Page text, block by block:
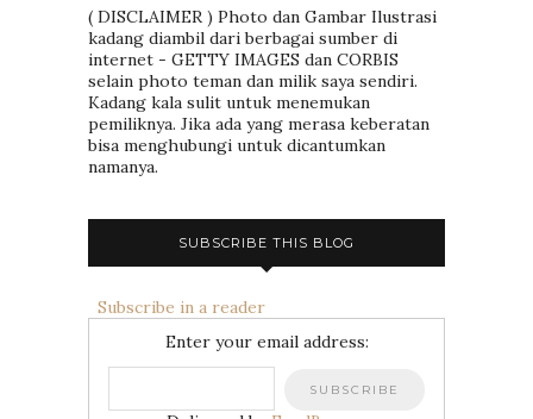
( DISCLAIMER ) Photo dan Gambar Ilustrasi
kadang diambil dari berbagai sumber di
internet - GETTY IMAGES dan CORBIS
selain photo teman dan milik saya sendiri.
Kadang kala sulit untuk menemukan
pemiliknya. Jika ada yang merasa keberatan
bisa menghubungi untuk dicantumkan
namanya.
SUBSCRIBE THIS BLOG
Subscribe in a reader
Enter your email address: